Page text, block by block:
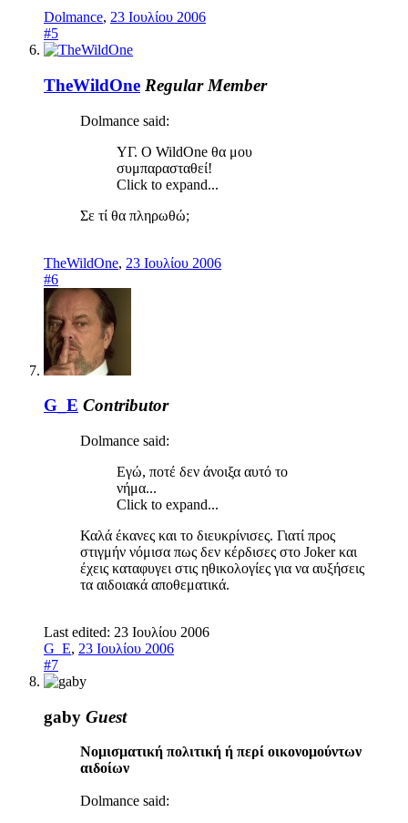
Dolmance, 23 Ιουλίου 2006
#5
TheWildOne Regular Member
Dolmance said:
ΥΓ. Ο WildOne θα μου
συμπαρασταθεί!
Click to expand...
Σε τί θα πληρωθώ;
TheWildOne, 23 Ιουλίου 2006
#6
G_E Contributor
Dolmance said:
Εγώ, ποτέ δεν άνοιξα αυτό το
νήμα...
Click to expand...
Καλά έκανες και το διευκρίνισες. Γιατί προς
στιγμήν νόμισα πως δεν κέρδισες στο Joker και
έχεις καταφυγει στις ηθικολογίες για να αυξήσεις
τα αιδοιακά αποθεματικά.
Last edited: 23 Ιουλίου 2006
G_E, 23 Ιουλίου 2006
#7
gaby Guest
Νομισματική πολιτική ή περί οικονομούντων
αιδοίων
Dolmance said: